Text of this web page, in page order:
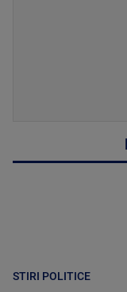
STIRI POLITICE